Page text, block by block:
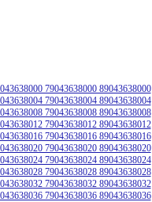
79043638000 89043638000
79043638004 89043638004
79043638008 89043638008
79043638012 89043638012
79043638016 89043638016
79043638020 89043638020
79043638024 89043638024
79043638028 89043638028
79043638032 89043638032
79043638036 89043638036